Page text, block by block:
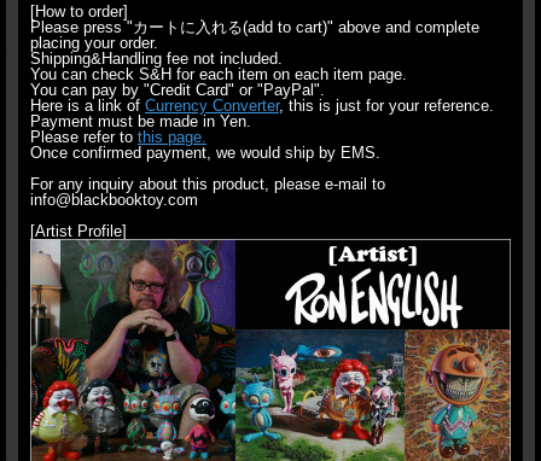
[How to order]
Please press "カートに入れる(add to cart)" above and complete
placing your order.
Shipping&Handling fee not included.
You can check S&H for each item on each item page.
You can pay by "Credit Card" or "PayPal".
Here is a link of Currency Converter, this is just for your reference.
Payment must be made in Yen.
Please refer to this page.
Once confirmed payment, we would ship by EMS.
For any inquiry about this product, please e-mail to
info@blackbooktoy.com
[Artist Profile]